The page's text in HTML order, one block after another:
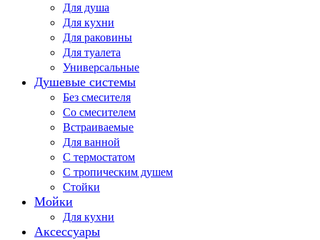
Для душа
Для кухни
Для раковины
Для туалета
Универсальные
Душевые системы
Без смесителя
Со смесителем
Встраиваемые
Для ванной
С термостатом
С тропическим душем
Стойки
Мойки
Для кухни
Аксессуары